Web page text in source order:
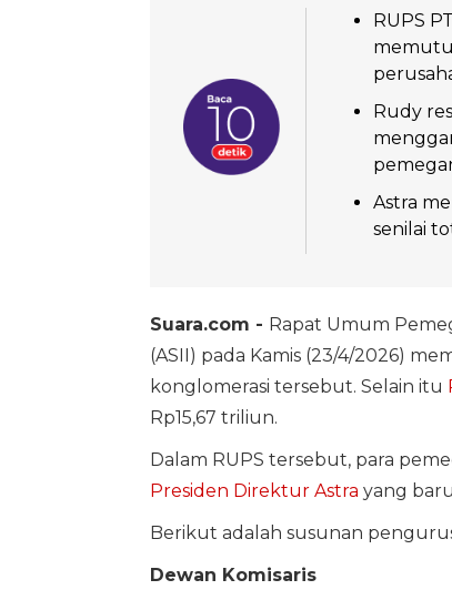
RUPS
Rudy
Astra
senilai
Suara.com - Rapat Umum
(ASII) pada Kamis (23/4/2026)
konglomerasi tersebut. Selain itu
Rp15,67 triliun.
Dalam RUPS tersebut, para
Presiden Direktur Astra yang
Berikut adalah susunan
Dewan Komisaris